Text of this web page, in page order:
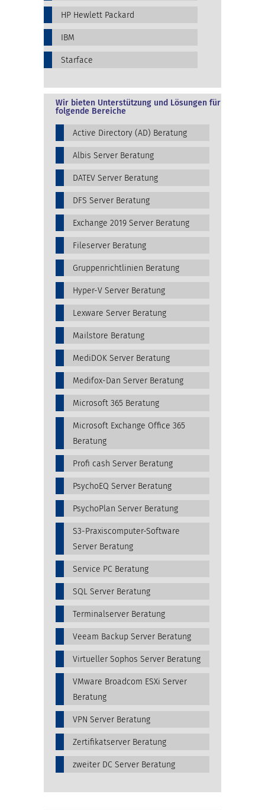
HP Hewlett Packard
IBM
Starface
Wir bieten Unterstützung und Lösungen für
folgende Bereiche
Active Directory (AD) Beratung
Albis Server Beratung
DATEV Server Beratung
DFS Server Beratung
Exchange 2019 Server Beratung
Fileserver Beratung
Gruppenrichtlinien Beratung
Hyper-V Server Beratung
Lexware Server Beratung
Mailstore Beratung
MediDOK Server Beratung
Medifox-Dan Server Beratung
Microsoft 365 Beratung
Microsoft Exchange Office 365
Beratung
Profi cash Server Beratung
PsychoEQ Server Beratung
PsychoPlan Server Beratung
S3-Praxiscomputer-Software
Server Beratung
Service PC Beratung
SQL Server Beratung
Terminalserver Beratung
Veeam Backup Server Beratung
Virtueller Sophos Server Beratung
VMware Broadcom ESXi Server
Beratung
VPN Server Beratung
Zertifikatserver Beratung
zweiter DC Server Beratung